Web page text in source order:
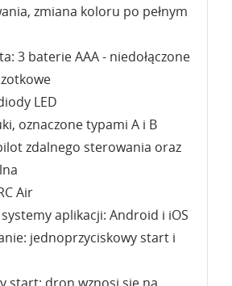
zmiana koloru po pełnym
3 baterie AAA - niedołączone
LED
oznaczone typami A i B
zdalnego sterowania oraz
Air
systemy aplikacji: Android i iOS
jednoprzyciskowy start i